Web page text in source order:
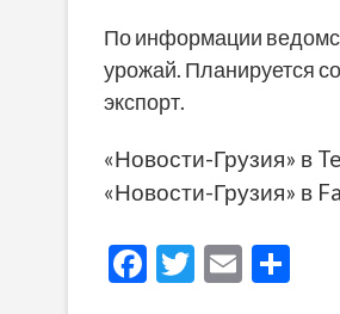
По информации
урожай. Планируется
экспорт.
«Новости-Грузия» в
«Новости-Грузия» в
F
T
E